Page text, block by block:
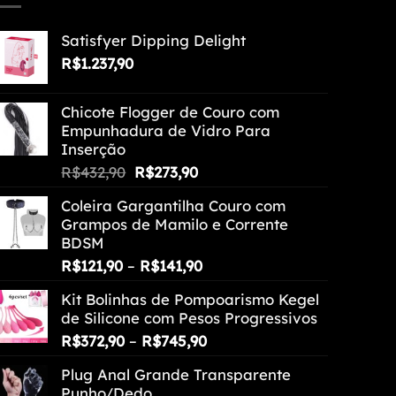
Satisfyer Dipping Delight
R$1.237,90
Chicote Flogger de Couro com
Empunhadura de Vidro Para
Inserção
R$432,90 O
original
era:
R$273,90O
atual
é:
Coleira Gargantilha Couro com
Grampos de Mamilo e Corrente
BDSM
R$121,90 – R$141,90Faixa
preço:
R$121,90
através
Kit Bolinhas de Pompoarismo Kegel
de Silicone com Pesos Progressivos
R$372,90 – R$745,90Faixa
preço:
Plug Anal Grande Transparente